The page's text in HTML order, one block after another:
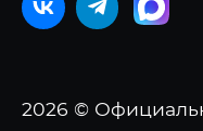
2026 ©